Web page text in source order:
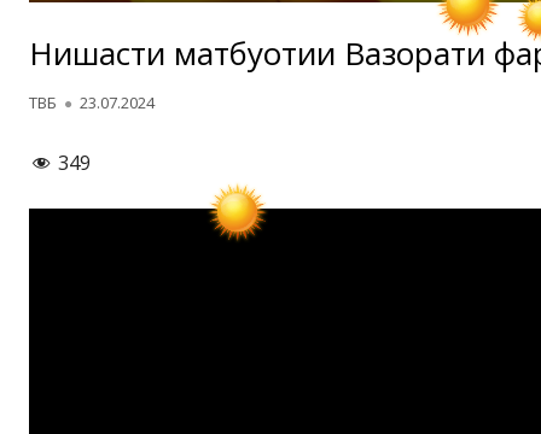
Нишасти матбуотии Вазорати
Автор
ТВБ Опубликовано
23.07.2024
349